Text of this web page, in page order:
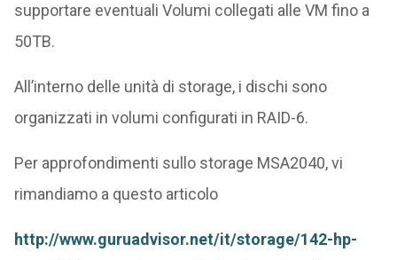
supportare eventuali Volumi collegati alle VM fino a
50TB.
All’interno delle unità di storage, i dischi sono
organizzati in volumi configurati in RAID-6.
Per approfondimenti sullo storage MSA2040, vi
rimandiamo a questo articolo
http://www.guruadvisor.net/it/storage/142-hp-